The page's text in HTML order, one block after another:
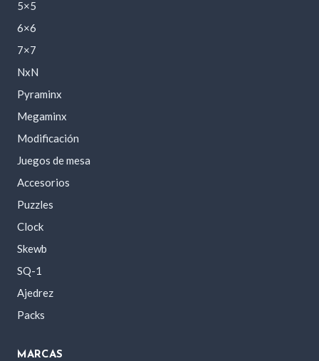
5×5
6×6
7×7
NxN
Pyraminx
Megaminx
Modificación
Juegos de mesa
Accesorios
Puzzles
Clock
Skewb
SQ-1
Ajedrez
Packs
MARCAS